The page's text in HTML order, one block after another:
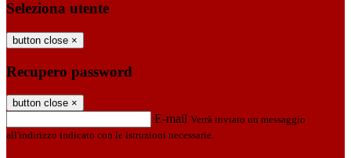
Seleziona utente
button close ×
Recupero password
button close ×
E-mail Verrà inviato un messaggio
all'indirizzo indicato con le istruzioni necessarie.